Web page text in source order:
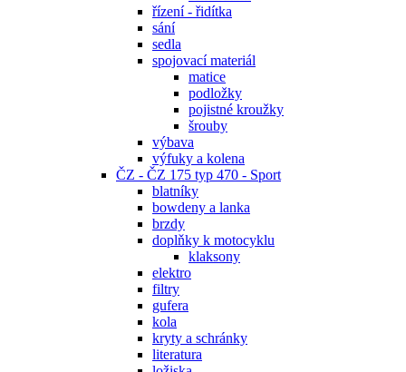
řízení - řidítka
sání
sedla
spojovací materiál
matice
podložky
pojistné kroužky
šrouby
výbava
výfuky a kolena
ČZ - ČZ 175 typ 470 - Sport
blatníky
bowdeny a lanka
brzdy
doplňky k motocyklu
klaksony
elektro
filtry
gufera
kola
kryty a schránky
literatura